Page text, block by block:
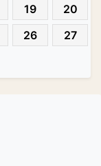
19
20
26
27